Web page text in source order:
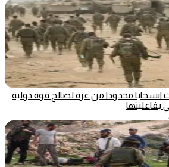
انسحابا محدودا من غزة لصالح قوة دولية